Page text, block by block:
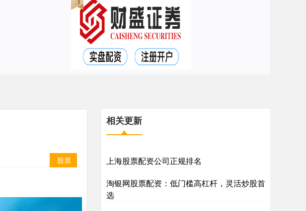
股票
相关更新
上海股票配资公司正规排名
淘银网股票配资：低门槛高杠杆，灵活炒股首
选